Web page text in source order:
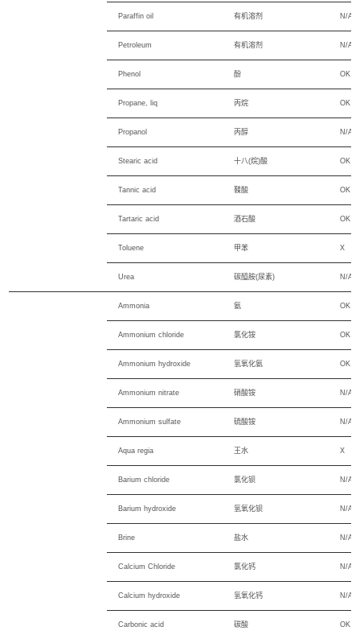
Paraffin oil 有机溶剂 N/A
Petroleum 有机溶剂 N/A
Phenol 酚 OK
Propane, liq 丙烷 OK
Propanol 丙醇 N/A
Stearic acid 十八(烷)酸 OK
Tannic acid 鞣酸 OK
Tartaric acid 酒石酸 OK
Toluene 甲苯 X
Urea 碳醯胺(尿素) N/A
Ammonia 氨 OK
Ammonium chloride 氯化铵 OK
Ammonium hydroxide 氢氧化氨 OK
Ammonium nitrate 硝酸铵 N/A
Ammonium sulfate 硫酸铵 N/A
Aqua regia 王水 X
Barium chloride 氯化钡 N/A
Barium hydroxide 氢氧化钡 N/A
Brine 盐水 N/A
Calcium Chloride 氯化钙 N/A
Calcium hydroxide 氢氧化钙 N/A
Carbonic acid 碳酸 OK